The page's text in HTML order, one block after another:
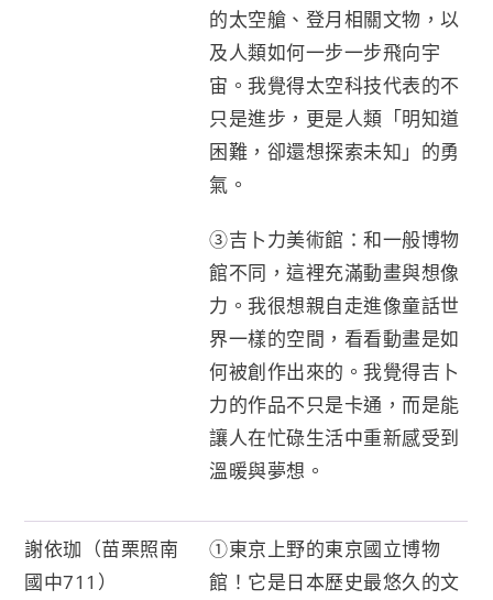
的太空艙、登月相關文物，以
及人類如何一步一步飛向宇
宙。我覺得太空科技代表的不
只是進步，更是人類「明知道
困難，卻還想探索未知」的勇
氣。
③吉卜力美術館：和一般博物
館不同，這裡充滿動畫與想像
力。我很想親自走進像童話世
界一樣的空間，看看動畫是如
何被創作出來的。我覺得吉卜
力的作品不只是卡通，而是能
讓人在忙碌生活中重新感受到
溫暖與夢想。
謝依珈（苗栗照南
國中711）
①東京上野的東京國立博物
館！它是日本歷史最悠久的文